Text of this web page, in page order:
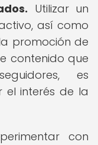
Utilizar un
así como
promoción de
contenido que
es
interés de la
con